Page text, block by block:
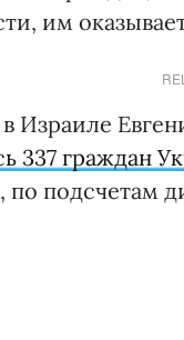
им
Израиле
337 граждан
подсчетам